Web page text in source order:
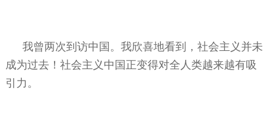
我曾两次到访中国。我欣喜地看到，社会主义并未
成为过去！社会主义中国正变得对全人类越来越有吸
引力。